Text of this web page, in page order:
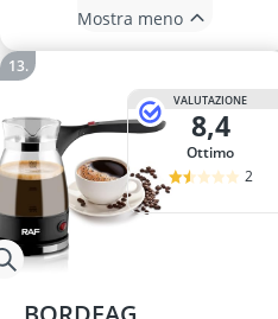
Mostra meno
VALUTAZIONE
8,4
Ottimo
2